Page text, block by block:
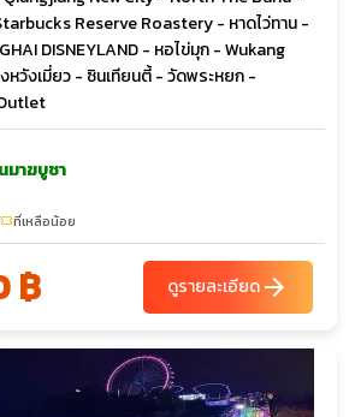
Reserve Roastery - หาดไว่ทาน -
DISNEYLAND - หอไข่มุก - Wukang
หวังเมี่ยว - ซินเทียนตี้ - วัดพระหยก -
มาฆบูชา
confirmation_numberที่เหลือน้อย
฿ ดูรายละเอียดarrow_forward